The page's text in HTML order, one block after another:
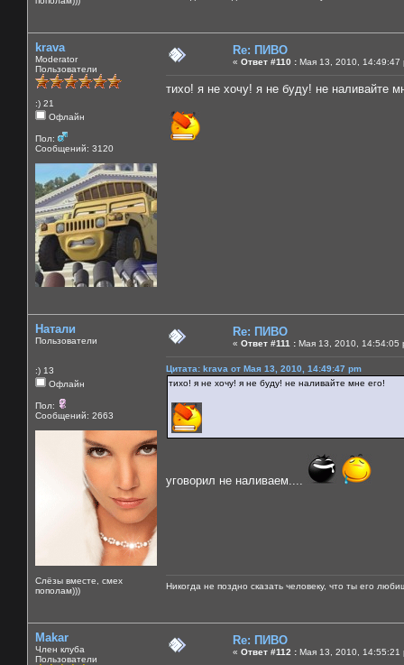
krava
Moderator
Пользователи
:) 21
Офлайн
Пол:
Сообщений: 3120
Re: ПИВО
« Ответ #110 : Мая 13, 2010, 14:49:47
тихо! я не хочу! я не буду! не наливайте
Натали
Пользователи
:) 13
Офлайн
Пол:
Сообщений: 2663
Слёзы вместе, смех
пополам)))
Re: ПИВО
« Ответ #111 : Мая 13, 2010, 14:54:05
Цитата: krava от Мая 13, 2010, 14:49:47 pm
тихо! я не хочу! я не буду! не наливайте мне его!
уговорил не наливаем....
Никогда не поздно сказать человеку, что ты его
Makar
Член клуба
Пользователи
Re: ПИВО
« Ответ #112 : Мая 13, 2010, 14:55:21